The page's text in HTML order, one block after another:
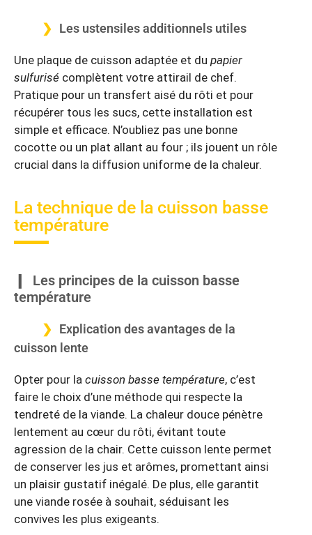
Les ustensiles additionnels utiles
Une plaque de cuisson adaptée et du papier
sulfurisé complètent votre attirail de chef.
Pratique pour un transfert aisé du rôti et pour
récupérer tous les sucs, cette installation est
simple et efficace. N’oubliez pas une bonne
cocotte ou un plat allant au four ; ils jouent un rôle
crucial dans la diffusion uniforme de la chaleur.
La technique de la cuisson basse
température
Les principes de la cuisson basse
température
Explication des avantages de la
cuisson lente
Opter pour la cuisson basse température, c’est
faire le choix d’une méthode qui respecte la
tendreté de la viande. La chaleur douce pénètre
lentement au cœur du rôti, évitant toute
agression de la chair. Cette cuisson lente permet
de conserver les jus et arômes, promettant ainsi
un plaisir gustatif inégalé. De plus, elle garantit
une viande rosée à souhait, séduisant les
convives les plus exigeants.